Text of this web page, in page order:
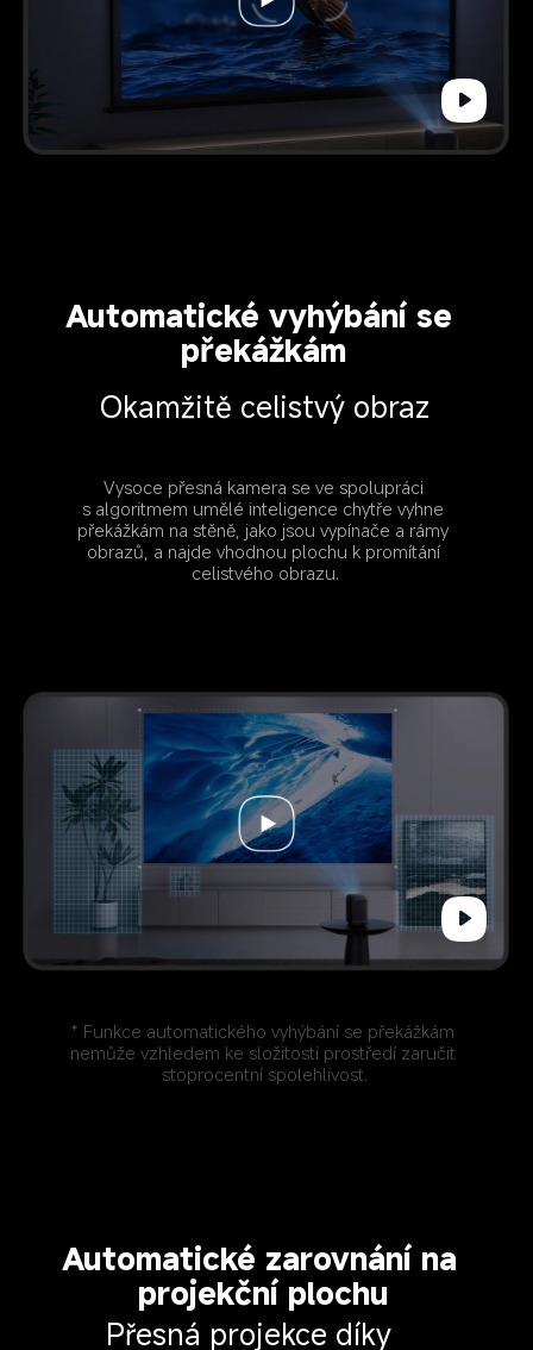
Automatické vyhýbání se
překážkám
Okamžitě celistvý obraz
Vysoce přesná kamera se ve spolupráci
s algoritmem umělé inteligence chytře vyhne
překážkám na stěně, jako jsou vypínače a rámy
obrazů, a najde vhodnou plochu k promítání
celistvého obrazu.
* Funkce automatického vyhýbání se překážkám
nemůže vzhledem ke složitosti prostředí zaručit
stoprocentní spolehlivost.
Automatické zarovnání na
projekční plochu
Přesná projekce díky